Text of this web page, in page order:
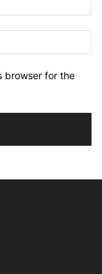
browser for the